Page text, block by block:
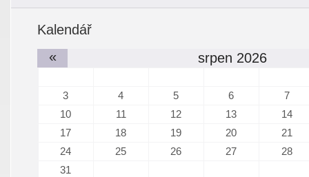
Kalendář
«
srpen 2026
3 4 5 6
7
10
11 12 13
14
17
18 19 20
21
24
25 26 27
28
31